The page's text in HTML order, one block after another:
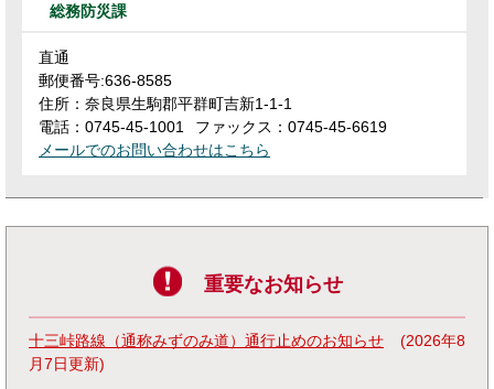
総務防災課
直通
郵便番号:636-8585
住所：奈良県生駒郡平群町吉新1-1-1
電話：0745-45-1001
ファックス：0745-45-6619
メールでのお問い合わせはこちら
重要なお知らせ
十三峠路線（通称みずのみ道）通行止めのお知らせ
2026年8
月7日更新